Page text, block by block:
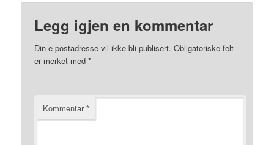
Legg igjen en kommentar
Din e-postadresse vil ikke bli publisert. Obligatoriske felt
er merket med*
Kommentar*